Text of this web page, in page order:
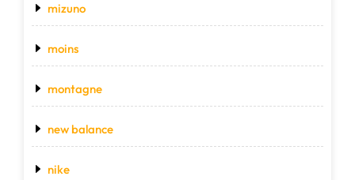
mizuno
moins
montagne
new balance
nike